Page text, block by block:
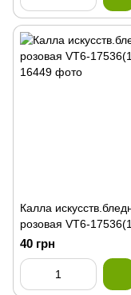
Калла
розовая VT6-
40 грн